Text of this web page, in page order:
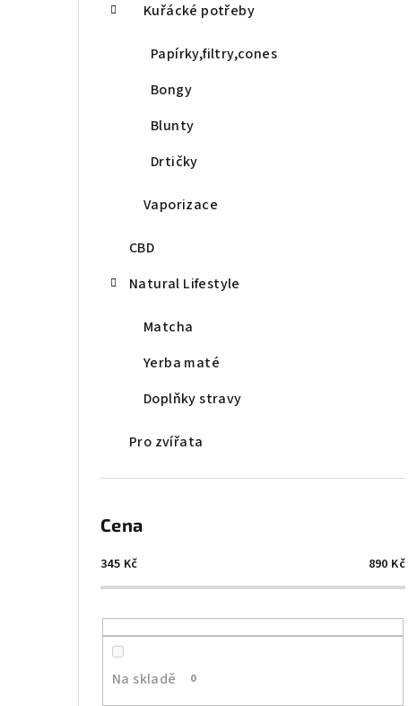
Kuřácké potřeby
Papírky,filtry,cones
Bongy
Blunty
Drtičky
Vaporizace
CBD
Natural Lifestyle
Matcha
Yerba maté
Doplňky stravy
Pro zvířata
Cena
345 Kč 890 Kč
Na skladě 0